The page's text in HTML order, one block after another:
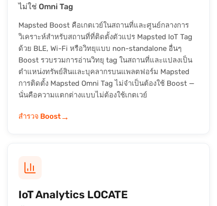
ไม่ใช่ Omni Tag
Mapsted Boost คือเกตเวย์ในสถานที่และศูนย์กลางการ
วิเคราะห์สำหรับสถานที่ที่ติดตั้งตัวแปร Mapsted IoT Tag
ด้วย BLE, Wi-Fi หรือวิทยุแบบ non-standalone อื่นๆ
Boost รวบรวมการอ่านวิทยุ tag ในสถานที่และแปลงเป็น
ตำแหน่งทรัพย์สินและบุคลากรบนแพลตฟอร์ม Mapsted
การติดตั้ง Mapsted Omni Tag ไม่จำเป็นต้องใช้ Boost —
นั่นคือความแตกต่างแบบไม่ต้องใช้เกตเวย์
สำรวจ Boost→
IoT Analytics LOCATE